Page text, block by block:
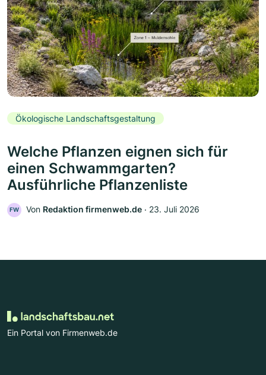
Ökologische Landschaftsgestaltung
Welche Pflanzen eignen sich für
einen Schwammgarten?
Ausführliche Pflanzenliste
FW Von Redaktion firmenweb.de ‧ 23. Juli 2026
Ein Portal von Firmenweb.de